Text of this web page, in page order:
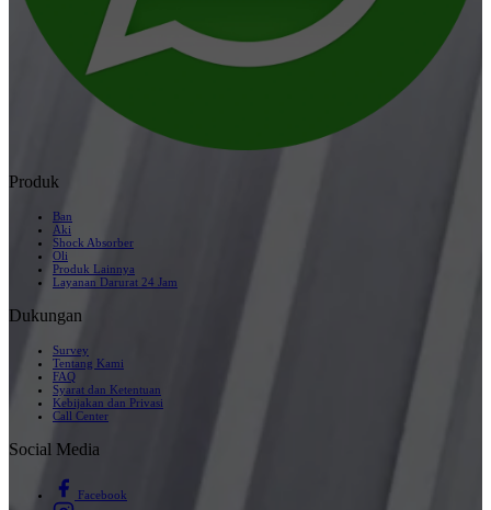
Produk
Ban
Aki
Shock Absorber
Oli
Produk Lainnya
Layanan Darurat 24 Jam
Dukungan
Survey
Tentang Kami
FAQ
Syarat dan Ketentuan
Kebijakan dan Privasi
Call Center
Social Media
Facebook